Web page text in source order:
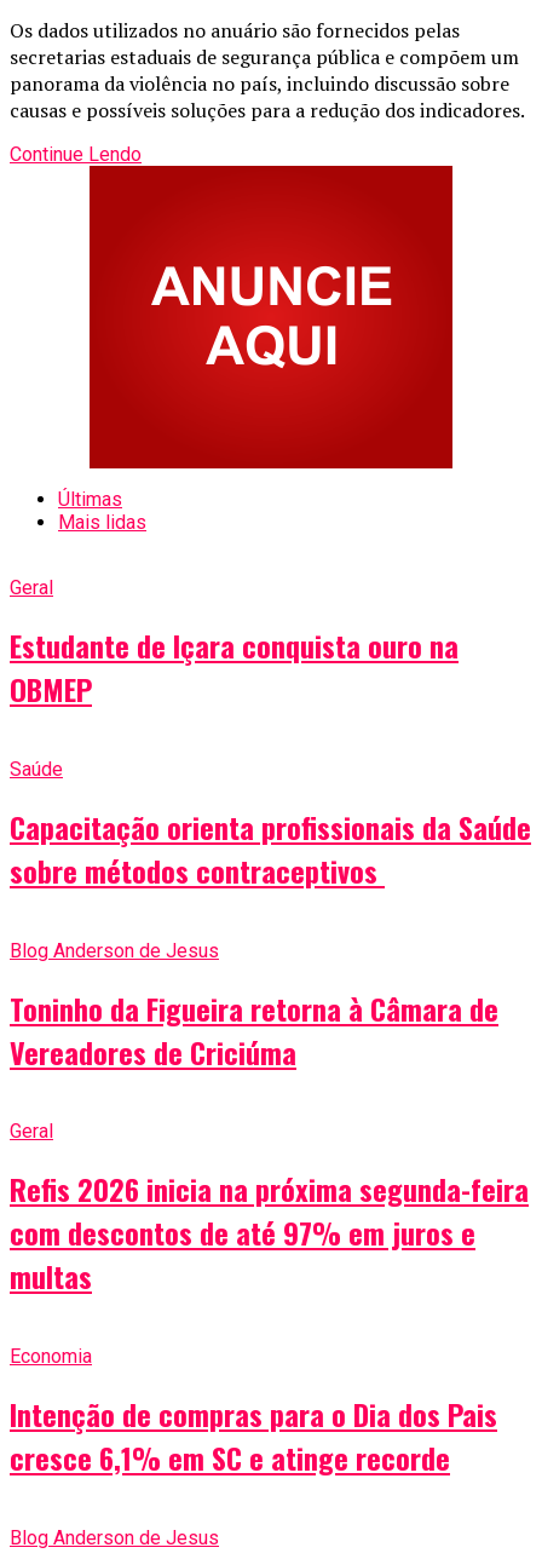
Os dados utilizados no anuário são fornecidos pelas
secretarias estaduais de segurança pública e compõem um
panorama da violência no país, incluindo discussão sobre
causas e possíveis soluções para a redução dos indicadores.
Continue Lendo
Últimas
Mais lidas
Geral
Estudante de Içara conquista ouro na
OBMEP
Saúde
Capacitação orienta profissionais da Saúde
sobre métodos contraceptivos
Blog Anderson de Jesus
Toninho da Figueira retorna à Câmara de
Vereadores de Criciúma
Geral
Refis 2026 inicia na próxima segunda-feira
com descontos de até 97% em juros e
multas
Economia
Intenção de compras para o Dia dos Pais
cresce 6,1% em SC e atinge recorde
Blog Anderson de Jesus